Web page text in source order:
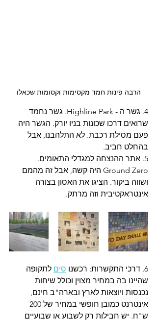
הרבה פינות חמד מקסימות וקסומות שכאלו
4. גשר ה - Highline Park. גשר נחמד
שרואים דרכו שכונות בניו יורק. הגשר היה
פעם מסילת רכבת. לא התלהבנו, אבל
בהחלט חביב.
5. אתר ההנצחה למגדלי התאומים.
Ground Zero היה קשה, אבל זה מהמם
ושווה ביקור. הציגו את האסון בצורה
אינטראקטיבית וזה מרתק.
6. דרכי התקשרות: רכשנו סים לתקופה
שהיינו בה במחיר מצוין וכולל שיחות
נכנסות ויוצאות לארץ ובארה"ב חינם,
ש"ח. יש חבילות רק לשבוע או שבועיים